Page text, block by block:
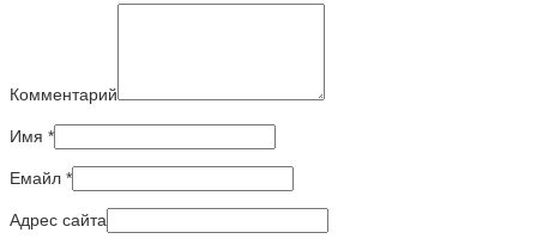
Комментарий
Имя *
Емайл *
Адрес сайта